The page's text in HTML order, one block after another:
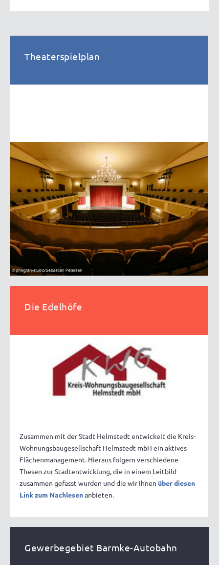
Theaterspielplan
Die Edelhöfe
Zusammen mit der Stadt Helmstedt entwickelt die Kreis-
Wohnungsbaugesellschaft Helmstedt mbH ein aktives
Flächenmanagement. Hieraus folgern verschiedene
Thesen zur Stadtentwicklung, die in einem Leitbild
zusammen gefasst wurden und die wir Ihnen über diesen
Link zum Nachlesenanbieten.
Gewerbegebiet Barmke-Autobahn